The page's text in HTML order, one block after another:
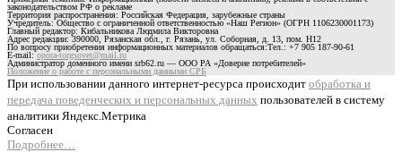
законодательством РФ о рекламе
Территория распространения: Российская Федерация, зарубежные страны
Учредитель: Общество с ограниченной ответственностью «Наш Регион» (ОГРН 1106230001173)
Главный редактор: Кибальникова Людмила Викторовна
Адрес редакции: 390000, Рязанская обл., г. Рязань, ул. Соборная, д. 13, пом. Н12
По вопросу приобретения информационных материалов обращаться:Тел.: +7 905 187-90-61
E-mail:opora-torgsovet@mail.ru
Администратор доменного имени srb62.ru — ООО РА «Доверие потребителей»
Положение о работе с персональными данными СРБ
При использовании данного интернет-ресурса происходит обработка и
передача поведенческих и персональных данных пользователей в систему
аналитики Яндекс.Метрика
Согласен
Подробнее…